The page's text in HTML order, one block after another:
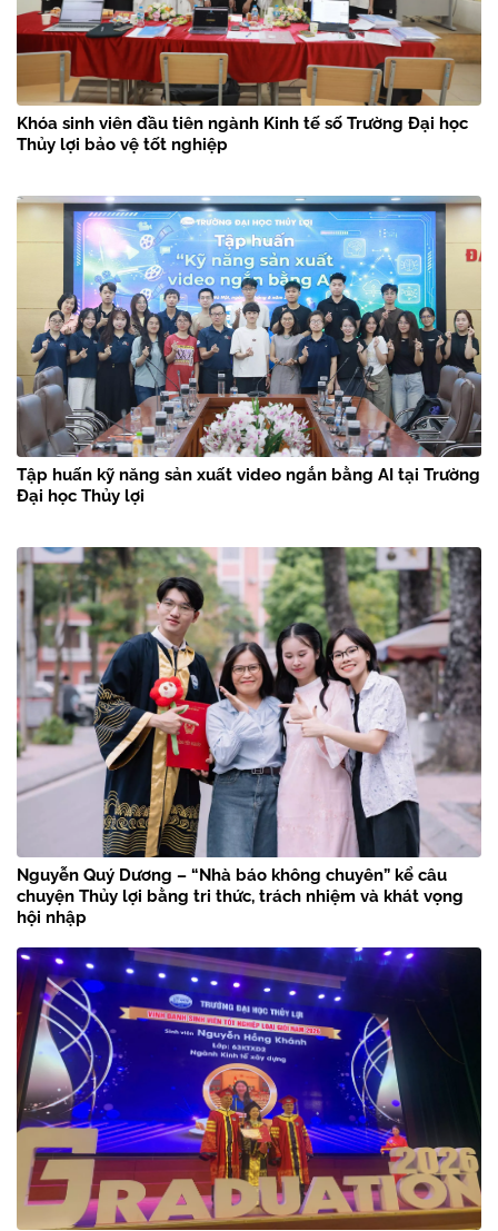
Khóa sinh viên đầu tiên ngành Kinh tế số Trường Đại học
Thủy lợi bảo vệ tốt nghiệp
Tập huấn kỹ năng sản xuất video ngắn bằng AI tại Trường
Đại học Thủy lợi
Nguyễn Quý Dương – “Nhà báo không chuyên” kể câu
chuyện Thủy lợi bằng tri thức, trách nhiệm và khát vọng
hội nhập